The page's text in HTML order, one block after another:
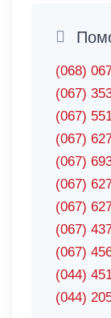
(068)
(067)
(067)
(067)
(067)
(067)
(067)
(067)
(067)
(044)
(044)